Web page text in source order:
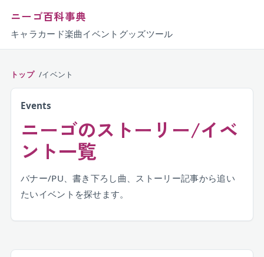
ニーゴ百科事典
キャラ カード楽曲イベント グッズツール
トップ イベント
Events
ニーゴのストーリー/イベ
ント一覧
バナー/PU、書き下ろし曲、ストーリー記事から追い
たいイベントを探せます。